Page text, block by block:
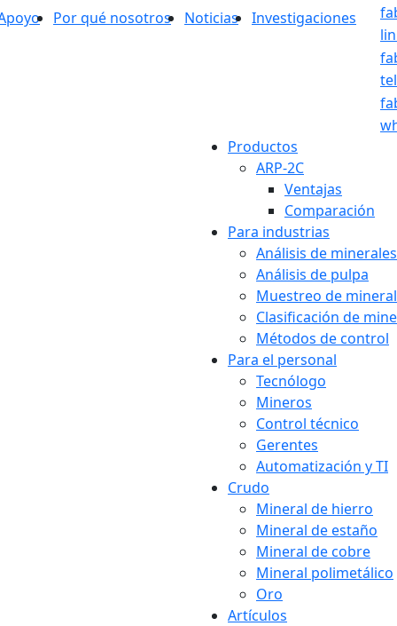
Por qué nosotros Noticias Investigaciones
Productos
ARP-2C
Ventajas
Comparación
Para industrias
Análisis de minerales
Análisis de pulpa
Muestreo de
Clasificación de
Métodos de control
Para el personal
Tecnólogo
Mineros
Control técnico
Gerentes
Automatización y TI
Crudo
Mineral de hierro
Mineral de estaño
Mineral de cobre
Mineral polimetálico
Oro
Artículos